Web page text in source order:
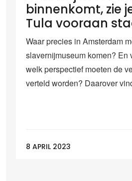
binnenkomt, zie
Tula vooraan
Waar precies in Amsterdam
slavernijmuseum komen? En
welk perspectief moeten de
verteld worden? Daarover
8 APRIL 2023